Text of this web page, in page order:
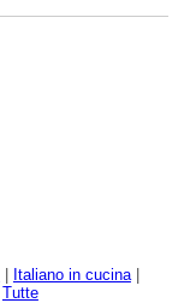
Italiano in cucina|
Tutte